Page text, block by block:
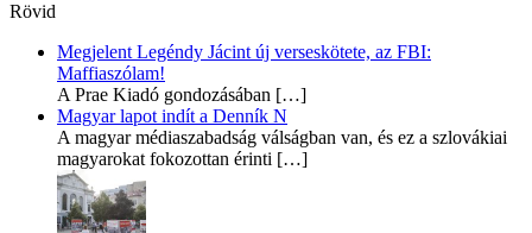
Rövid
Megjelent Legéndy Jácint új verseskötete, az FBI:
Maffiaszólam!
A Prae Kiadó gondozásában […]
Magyar lapot indít a Denník N
A magyar médiaszabadság válságban van, és ez a szlovákiai
magyarokat fokozottan érinti […]